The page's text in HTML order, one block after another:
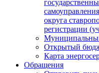
округа
регистрации
Открытый
Карта
Обращения